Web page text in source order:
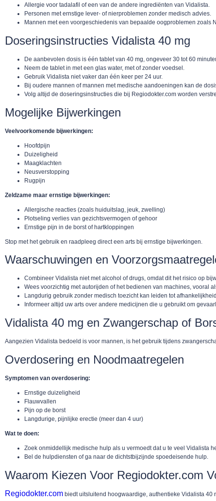
Allergie voor tadalafil of een van de andere ingrediënten van Vidalista.
Personen met ernstige lever- of nierproblemen zonder medisch advies.
Mannen met een voorgeschiedenis van bepaalde oogproblemen zoals
Doseringsinstructies Vidalista 40 mg
De aanbevolen dosis is één tablet van 40 mg, ongeveer 30 tot 60
Neem de tablet in met een glas water, met of zonder voedsel.
Gebruik Vidalista niet vaker dan één keer per 24 uur.
Bij oudere mannen of mannen met medische aandoeningen kan de
Volg altijd de doseringsinstructies die bij Regiodokter.com worden
Mogelijke Bijwerkingen
Veelvoorkomende bijwerkingen:
Hoofdpijn
Duizeligheid
Maagklachten
Neusverstopping
Rugpijn
Zeldzame maar ernstige bijwerkingen:
Allergische reacties (zoals huiduitslag, jeuk, zwelling)
Plotseling verlies van gezichtsvermogen of gehoor
Ernstige pijn in de borst of hartkloppingen
Stop met het gebruik en raadpleeg direct een arts bij ernstige bijwerkingen.
Waarschuwingen en
Combineer Vidalista niet met alcohol of drugs, omdat dit het risico op
Wees voorzichtig met autorijden of het bedienen van machines, vooral
Langdurig gebruik zonder medisch toezicht kan leiden tot
Informeer altijd uw arts over andere medicijnen die u gebruikt om
Vidalista 40 mg en Zwangerschap of
Aangezien Vidalista bedoeld is voor mannen, is het gebruik tijdens
Overdosering en Noodmaatregelen
Symptomen van overdosering:
Ernstige duizeligheid
Flauwvallen
Pijn op de borst
Langdurige, pijnlijke erectie (meer dan 4 uur)
Wat te doen:
Zoek onmiddellijk medische hulp als u vermoedt dat u te veel Vidalista
Bel de hulpdiensten of ga naar de dichtstbijzijnde spoedeisende hulp.
Waarom Kiezen Voor Regiodokter.com
Regiodokter.com biedt uitsluitend hoogwaardige, authentieke Vidalista 40